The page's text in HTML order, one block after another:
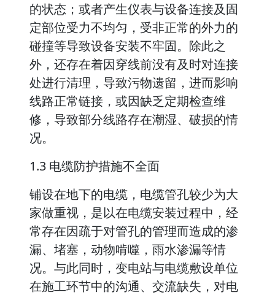
的状态；或者产生仪表与设备连接及固
定部位受力不均匀，受非正常的外力的
碰撞等导致设备安装不牢固。除此之
外，还存在着因穿线前没有及时对连接
处进行清理，导致污物遗留，进而影响
线路正常链接，或因缺乏定期检查维
修，导致部分线路存在潮湿、破损的情
况。
1.3 电缆防护措施不全面
铺设在地下的电缆，电缆管孔较少为大
家做重视，是以在电缆安装过程中，经
常存在因疏于对管孔的管理而造成的渗
漏、堵塞，动物啃噬，雨水渗漏等情
况。与此同时，变电站与电缆敷设单位
在施工环节中的沟通、交流缺失，对电